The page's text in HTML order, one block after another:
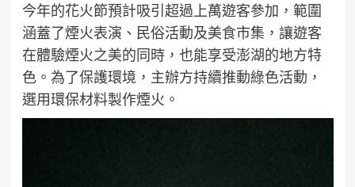
今年的花火節預計吸引超過上萬遊客參加，範圍
涵蓋了煙火表演、民俗活動及美食市集，讓遊客
在體驗煙火之美的同時，也能享受澎湖的地方特
色。為了保護環境，主辦方持續推動綠色活動，
選用環保材料製作煙火。